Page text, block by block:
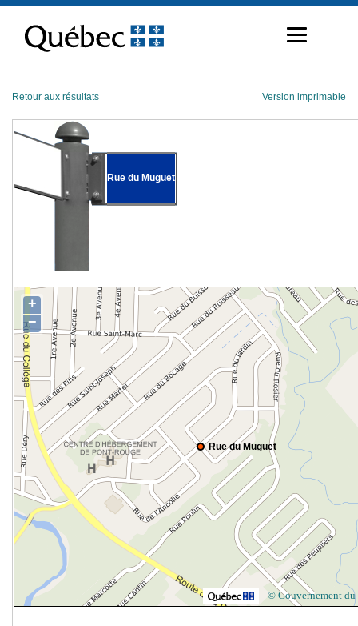
contenu
Retour aux résultats Version imprimable
Rue du Muguet
Rue du Muguet
+
−
© Gouvernement du